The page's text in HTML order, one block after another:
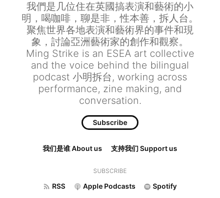
我們是几位住在英國搞表演和藝術的小
明，喝咖啡，聊是非，性本善，拆人台。
聚焦世界各地表演和藝術界的事件和現
象，討論亞洲藝術家的創作和觀察。
Ming Strike is an ESEA art collective
and the voice behind the bilingual
podcast 小明拆台, working across
performance, zine making, and
conversation.
Subscribe
我们是谁 About us 支持我们 Support us
SUBSCRIBE
RSS Apple Podcasts Spotify